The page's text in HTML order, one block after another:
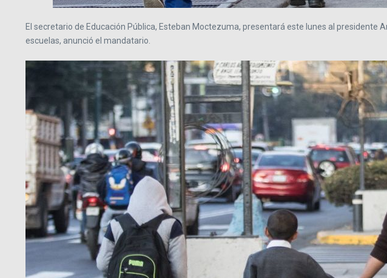
El secretario de Educación Pública, Esteban Moctezuma, presentará este lunes al
escuelas, anunció el mandatario.